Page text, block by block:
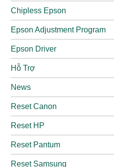
Chipless Epson
Epson Adjustment Program
Epson Driver
Hỗ Trợ
News
Reset Canon
Reset HP
Reset Pantum
Reset Samsung